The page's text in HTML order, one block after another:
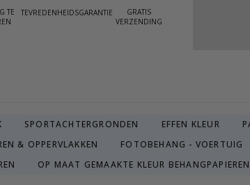
TE
TEVREDENHEIDSGARANTIE
GRATIS
VERZENDING
SPORTACHTERGRONDEN EFFEN KLEUR
& OPPERVLAKKEN FOTOBEHANG - VOERTUIG
OP MAAT GEMAAKTE KLEUR BEHANGPAPIEREN